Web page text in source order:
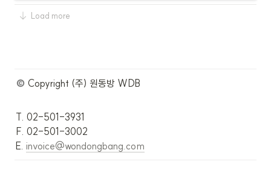
Load more
Copyright (주) 원동방 WDB
T. 02-501-3931
F. 02-501-3002
E. invoice@wondongbang.com